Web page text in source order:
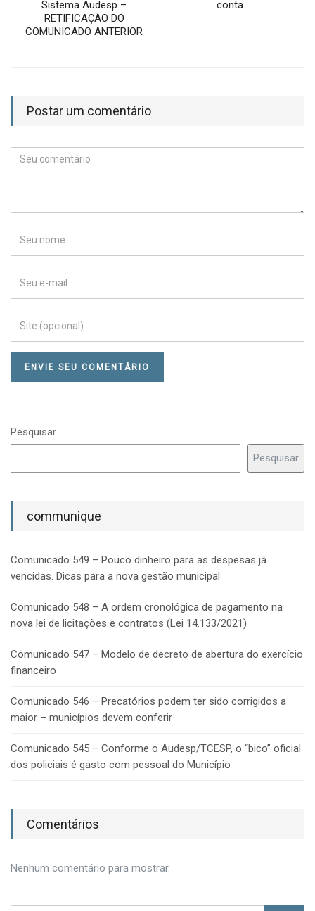
Sistema Audesp –
RETIFICAÇÃO DO
COMUNICADO ANTERIOR
conta.
Postar um comentário
Pesquisar
Pesquisar
communique
Comunicado 549 – Pouco dinheiro para as despesas já
vencidas. Dicas para a nova gestão municipal
Comunicado 548 – A ordem cronológica de pagamento na
nova lei de licitações e contratos (Lei 14.133/2021)
Comunicado 547 – Modelo de decreto de abertura do exercício
financeiro
Comunicado 546 – Precatórios podem ter sido corrigidos a
maior – municípios devem conferir
Comunicado 545 – Conforme o Audesp/TCESP, o “bico” oficial
dos policiais é gasto com pessoal do Município
Comentários
Nenhum comentário para mostrar.